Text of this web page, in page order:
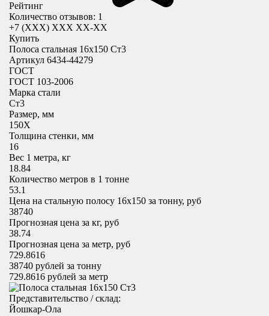
Рейтинг
Количество отзывов: 1
+7 (XXX) ХХХ ХХ-ХХ
Купить
Полоса стальная 16х150 Ст3
Артикул 6434-44279
ГОСТ
ГОСТ 103-2006
Марка стали
Ст3
Размер, мм
150X
Толщина стенки, мм
16
Вес 1 метра, кг
18.84
Количество метров в 1 тонне
53.1
Цена на стальную полосу 16х150 за тонну, руб
38740
Прогнозная цена за кг, руб
38.74
Прогнозная цена за метр, руб
729.8616
38740 рублей за тонну
729.8616 рублей за метр
Представительство / склад:
Йошкар-Ола